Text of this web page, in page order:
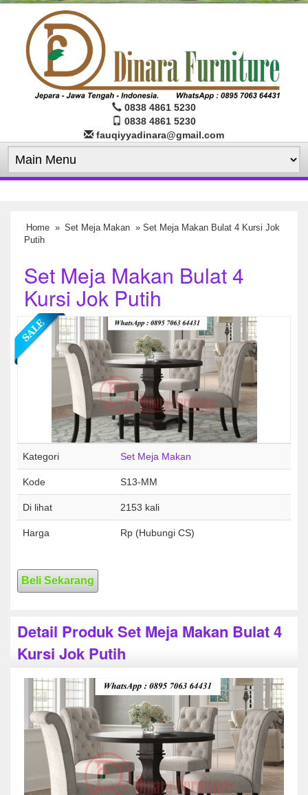
0838 4861 5230
0838 4861 5230
fauqiyyadinara@gmail.com
Home » Set Meja Makan » Set Meja Makan Bulat 4 Kursi Jok
Putih
Set Meja Makan Bulat 4
Kursi Jok Putih
Kategori Set Meja Makan
Kode S13-MM
Di lihat 2153 kali
Harga Rp (Hubungi CS)
Beli Sekarang
Detail Produk Set Meja Makan Bulat 4
Kursi Jok Putih